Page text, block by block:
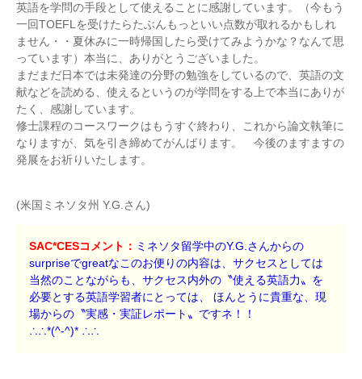
英語を学問の手段として使えることに感謝しています。（今もう
一回TOEFLを受けたらたぶんもっといい点数が取れるかもしれ
ません・・夏休みに一時帰国したら受けてみようかな？なんて思
っています）本当に、ありがとうございました。
まだまだ日本では未発達の分野の勉強をしているので、英語の文
献などを読める、使えるというのが学問をする上で本当にありが
たく、感謝しています。
修士課程のコースワークはもうすぐ終わり、これから論文執筆に
なりますが、気を引き締めてがんばります。 今後のますますの
発展をお祈りいたします。
(米国ミネソタ州 Y.G.さん)
SAC*CESコメント： ミネソタ留学中のY.G.さんからの
surpriseでgreatなこのお便りの内容は、サクセスとしては
当然のことながらも、サクセス内外の〝使える英語力〟を
必要とする英語学習者にとっては、 ほんとうに貴重な、現
場からの〝実感・実証レポート〟ですネ！！
∴∴*(^-^)* ∴∴